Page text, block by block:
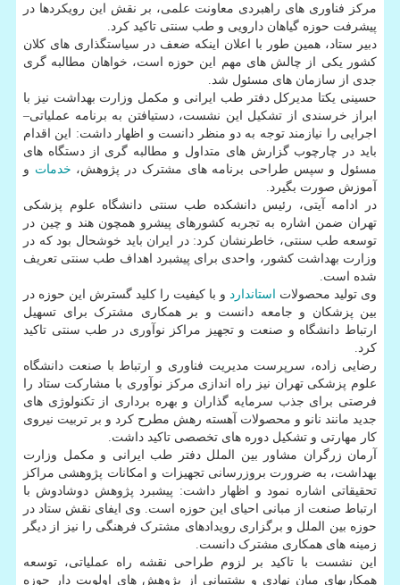
مرکز فناوری های راهبردی معاونت علمی، بر نقش این رویکردها در
پیشرفت حوزه گیاهان دارویی و طب سنتی تاکید کرد.
دبیر ستاد، همین طور با اعلان اینکه ضعف در سیاستگذاری های کلان
کشور یکی از چالش های مهم این حوزه است، خواهان مطالبه گری
جدی از سازمان های مسئول شد.
حسینی یکتا مدیرکل دفتر طب ایرانی و مکمل وزارت بهداشت نیز با
ابراز خرسندی از تشکیل این نشست، دستیافتن به برنامه عملیاتی–
اجرایی را نیازمند توجه به دو منظر دانست و اظهار داشت: این اقدام
باید در چارچوب گزارش های متداول و مطالبه گری از دستگاه های
مسئول و سپس طراحی برنامه های مشترک در پژوهش، خدمات و
آموزش صورت بگیرد.
در ادامه آیتی، رئیس دانشکده طب سنتی دانشگاه علوم پزشکی
تهران ضمن اشاره به تجربه کشورهای پیشرو همچون هند و چین در
توسعه طب سنتی، خاطرنشان کرد: در ایران باید خوشحال بود که در
وزارت بهداشت کشور، واحدی برای پیشبرد اهداف طب سنتی تعریف
شده است.
وی تولید محصولات استاندارد و با کیفیت را کلید گسترش این حوزه در
بین پزشکان و جامعه دانست و بر همکاری مشترک برای تسهیل
ارتباط دانشگاه و صنعت و تجهیز مراکز نوآوری در طب سنتی تاکید
کرد.
رضایی زاده، سرپرست مدیریت فناوری و ارتباط با صنعت دانشگاه
علوم پزشکی تهران نیز راه اندازی مرکز نوآوری با مشارکت ستاد را
فرصتی برای جذب سرمایه گذاران و بهره برداری از تکنولوژی های
جدید مانند نانو و محصولات آهسته رهش مطرح کرد و بر تربیت نیروی
کار مهارتی و تشکیل دوره های تخصصی تاکید داشت.
آرمان زرگران مشاور بین الملل دفتر طب ایرانی و مکمل وزارت
بهداشت، به ضرورت بروزرسانی تجهیزات و امکانات پژوهشی مراکز
تحقیقاتی اشاره نمود و اظهار داشت: پیشبرد پژوهش دوشادوش با
ارتباط صنعت از مبانی احیای این حوزه است. وی ایفای نقش ستاد در
حوزه بین الملل و برگزاری رویدادهای مشترک فرهنگی را نیز از دیگر
زمینه های همکاری مشترک دانست.
این نشست با تاکید بر لزوم طراحی نقشه راه عملیاتی، توسعه
همکاریهای میان نهادی و پشتیبانی از پژوهش های اولویت دار حوزه